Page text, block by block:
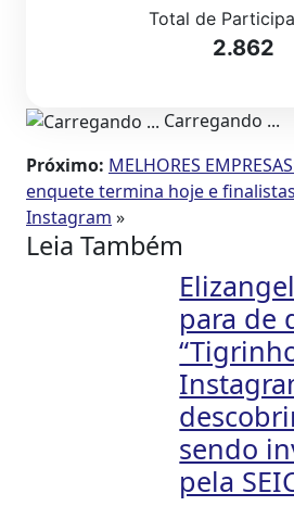
Total de
2.862
Carregando ...
Próximo: MELHORES
enquete termina hoje e
Instagram »
Leia Também
para de
sendo
pela